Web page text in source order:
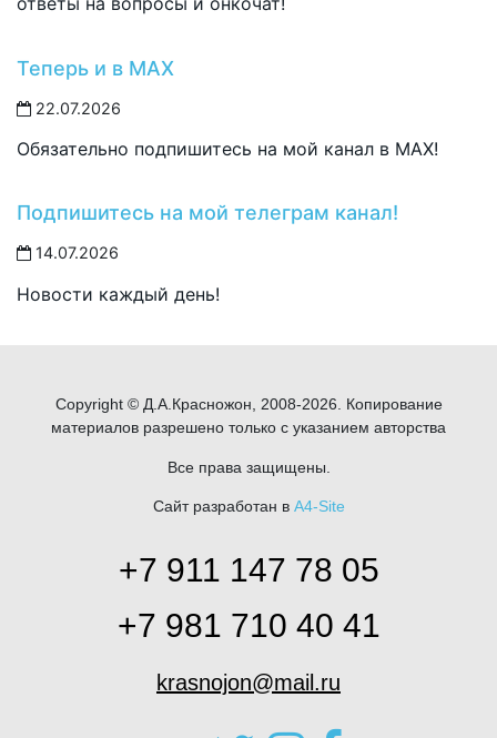
Теперь и в MAX
22.07.2026
Обязательно подпишитесь на мой канал в MAX!
Подпишитесь на мой телеграм канал!
14.07.2026
Новости каждый день!
Copyright © Д.А.Красножон, 2008-2026. Копирование
материалов разрешено только с указанием авторства
Все права защищены.
Сайт разработан в A4-Site
+7 911 147 78 05
+7 981 710 40 41
krasnojon@mail.ru